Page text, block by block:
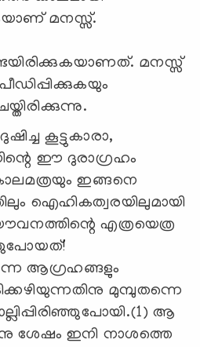
മനസ്സ്.
മനസ്സ്
കൂട്ടുകാരാ,
ഈ ദുരാഗ്രഹം
ഇങ്ങനെ
ഐഹികത്വരയിലുമായി
എത്രയെത്ര
ആഗ്രഹങ്ങളും
മുമ്പുതന്നെ
ആ
ശേഷം ഇനി നാശത്തെ